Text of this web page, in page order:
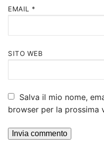
EMAIL *
SITO WEB
Salva il mio nome,
browser per la prossima